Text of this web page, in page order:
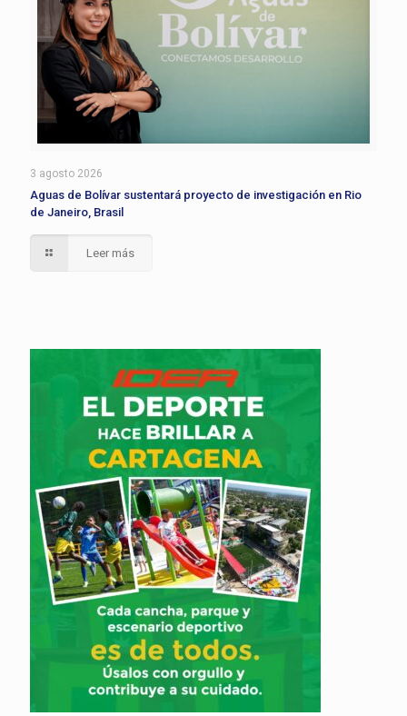
3 agosto 2026
Aguas de Bolívar sustentará proyecto de investigación en Rio
de Janeiro, Brasil
Leer más